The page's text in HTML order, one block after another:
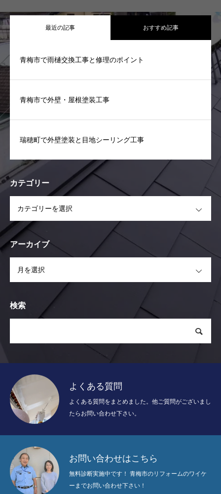
最近の記事 おすすめ記事
青梅市で雨樋交換工事と修理のポイント
青梅市で外壁・屋根塗装工事
瑞穂町で外壁塗装と目地シーリング工事
カテゴリー
アーカイブ
検索
よくある質問
よくある質問をまとめました。他ご質問がございまし
たらお問い合わせ下さい。
お問い合わせはこちら
無料診断実施中です！ 青梅市のリフォームのワイケ
ーまでお問い合わせ下さい！